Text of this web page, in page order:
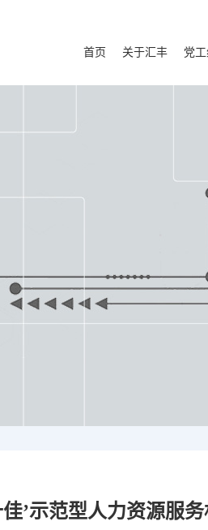
首页 关于汇丰 党
’示范型人力资源服